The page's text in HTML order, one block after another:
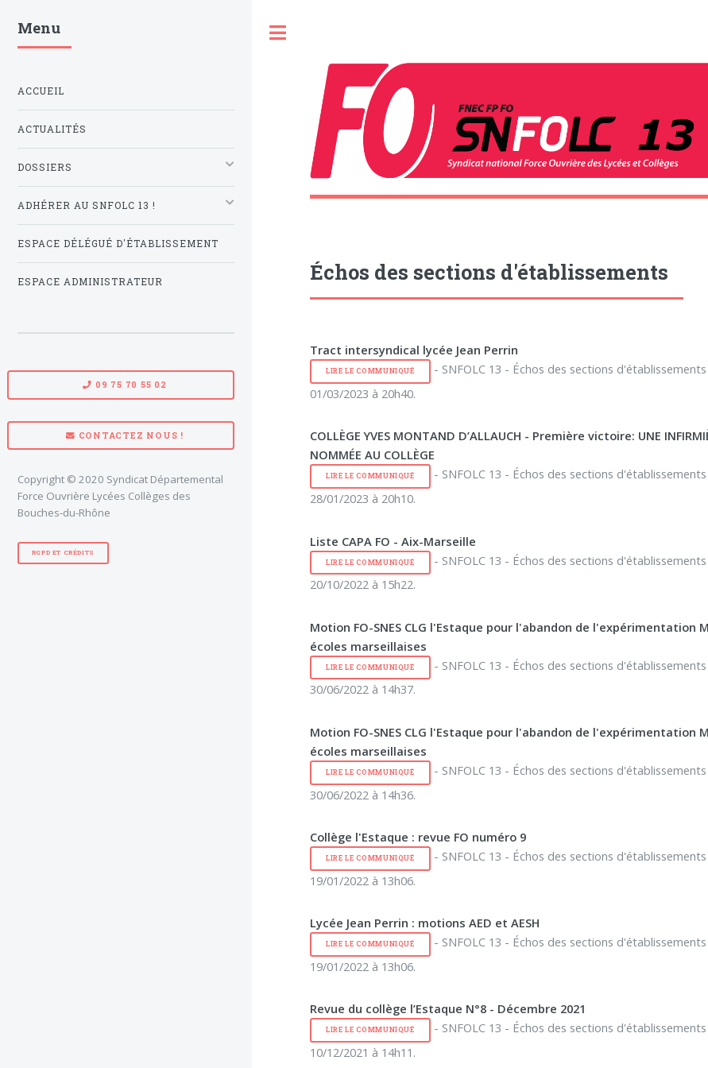
Échos des sections d'établissements
Tract intersyndical lycée Jean Perrin
LIRE LE COMMUNIQUÉ
- SNFOLC 13 - Échos des sections
01/03/2023 à 20h40.
COLLÈGE YVES MONTAND D’ALLAUCH - Première victoire: UNE
NOMMÉE AU COLLÈGE
LIRE LE COMMUNIQUÉ
- SNFOLC 13 - Échos des sections
28/01/2023 à 20h10.
Liste CAPA FO - Aix-Marseille
LIRE LE COMMUNIQUÉ
- SNFOLC 13 - Échos des sections
20/10/2022 à 15h22.
Motion FO-SNES CLG l'Estaque pour l'abandon de l'expérimentation
écoles marseillaises
LIRE LE COMMUNIQUÉ
- SNFOLC 13 - Échos des sections
30/06/2022 à 14h37.
Motion FO-SNES CLG l'Estaque pour l'abandon de l'expérimentation
écoles marseillaises
LIRE LE COMMUNIQUÉ
- SNFOLC 13 - Échos des sections
30/06/2022 à 14h36.
Collège l'Estaque : revue FO numéro 9
LIRE LE COMMUNIQUÉ
- SNFOLC 13 - Échos des sections
19/01/2022 à 13h06.
Lycée Jean Perrin : motions AED et AESH
LIRE LE COMMUNIQUÉ
- SNFOLC 13 - Échos des sections
19/01/2022 à 13h06.
Revue du collège l’Estaque N°8 - Décembre 2021
LIRE LE COMMUNIQUÉ
- SNFOLC 13 - Échos des sections
10/12/2021 à 14h11.
Menu
ACCUEIL
ACTUALITÉS
DOSSIERS
ADHÉRER AU SNFOLC 13 !
ESPACE DÉLÉGUÉ D'ÉTABLISSEMENT
ESPACE ADMINISTRATEUR
09 75 70 55 02
CONTACTEZ NOUS !
Copyright © 2020 Syndicat Départemental
Force Ouvrière Lycées Collèges des
Bouches-du-Rhône
RGPD ET CRÉDITS